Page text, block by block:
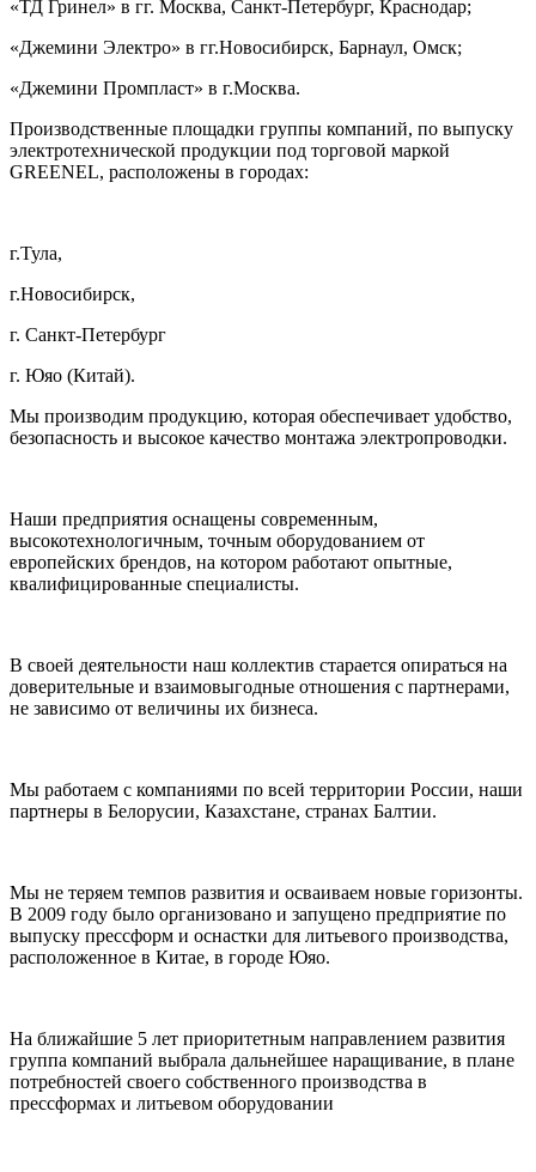
«ТД Гринел» в гг. Москва, Санкт-Петербург, Краснодар;
«Джемини Электро» в гг.Новосибирск, Барнаул, Омск;
«Джемини Промпласт» в г.Москва.
Производственные площадки группы компаний, по выпуску
электротехнической продукции под торговой маркой
GREENEL, расположены в городах:
г.Тула,
г.Новосибирск,
г. Санкт-Петербург
г. Юяо (Китай).
Мы производим продукцию, которая обеспечивает удобство,
безопасность и высокое качество монтажа электропроводки.
Наши предприятия оснащены современным,
высокотехнологичным, точным оборудованием от
европейских брендов, на котором работают опытные,
квалифицированные специалисты.
В своей деятельности наш коллектив старается опираться на
доверительные и взаимовыгодные отношения с партнерами,
не зависимо от величины их бизнеса.
Мы работаем с компаниями по всей территории России, наши
партнеры в Белорусии, Казахстане, странах Балтии.
Мы не теряем темпов развития и осваиваем новые горизонты.
В 2009 году было организовано и запущено предприятие по
выпуску прессформ и оснастки для литьевого производства,
расположенное в Китае, в городе Юяо.
На ближайшие 5 лет приоритетным направлением развития
группа компаний выбрала дальнейшее наращивание, в плане
потребностей своего собственного производства в
прессформах и литьевом оборудовании